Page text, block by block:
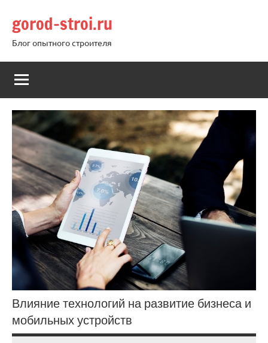
содержимому
gorod-stroi.ru
Блог опытного строителя
Влияние технологий на развитие бизнеса и
мобильных устройств